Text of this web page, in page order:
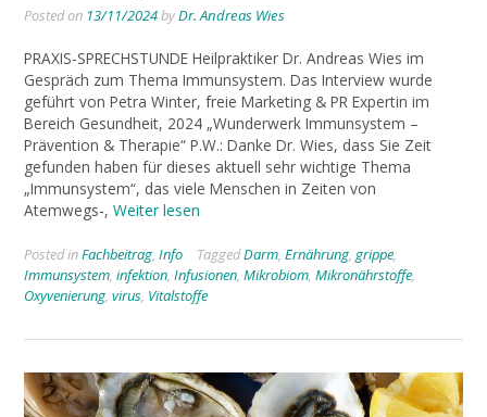
Posted on 13/11/2024byDr. Andreas Wies
PRAXIS-SPRECHSTUNDE Heilpraktiker Dr. Andreas Wies im
Gespräch zum Thema Immunsystem. Das Interview wurde
geführt von Petra Winter, freie Marketing & PR Expertin im
Bereich Gesundheit, 2024 „Wunderwerk Immunsystem –
Prävention & Therapie“ P.W.: Danke Dr. Wies, dass Sie Zeit
gefunden haben für dieses aktuell sehr wichtige Thema
„Immunsystem“, das viele Menschen in Zeiten von
Atemwegs-, Weiter lesen
Posted inFachbeitrag, Info TaggedDarm, Ernährung, grippe,
Immunsystem, infektion, Infusionen, Mikrobiom, Mikronährstoffe,
Oxyvenierung, virus, Vitalstoffe